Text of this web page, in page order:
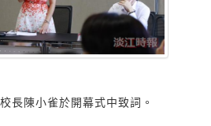
長陳小雀於開幕式中致詞。